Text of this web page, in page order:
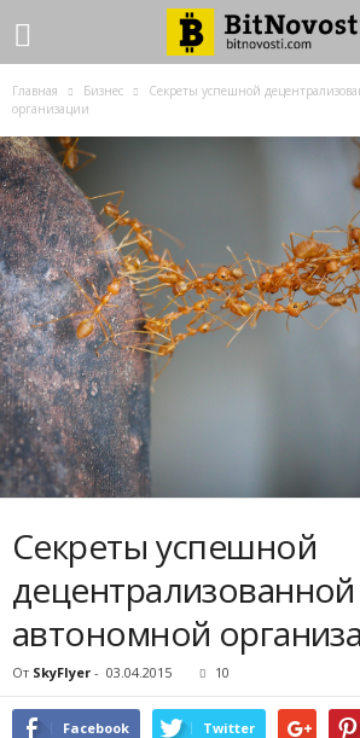
Главная Бизнес
Секреты успешной
организации
Секреты успешной
децентрализованной
автономной
От SkyFlyer - 03.04.2015 10
Facebook Twitter